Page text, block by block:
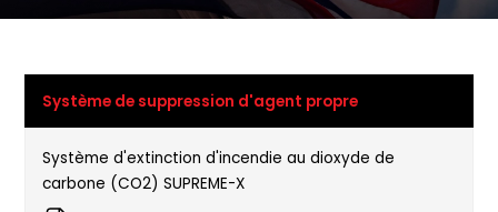
Système de suppression d'agent propre
Système d'extinction d'incendie au dioxyde de
carbone (CO2) SUPREME-X